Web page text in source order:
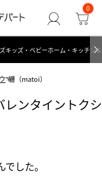
0
キッズ・ベビーホーム・キッチン
纏（matoi）
ンタイントクシ
した。